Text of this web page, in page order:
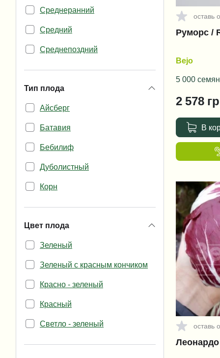
Среднеранний
Средний
Среднепоздний
Поздний
Тип плода
Айсберг
Батавия
Бебилиф
Дуболистный
Корн
Кресс-салат
Криспи
Листовой
Лолла Росса
Лолло Бионда
Маслянистый
Мини-ромен
Радичио
Цвет плода
Зеленый
Зеленый с красным кончиком
Красно - зеленый
Красный
Светло - зеленый
Темно - зеленый
оставь
Руморс /
Bejo
5 000 семян
2 578
В
оставь